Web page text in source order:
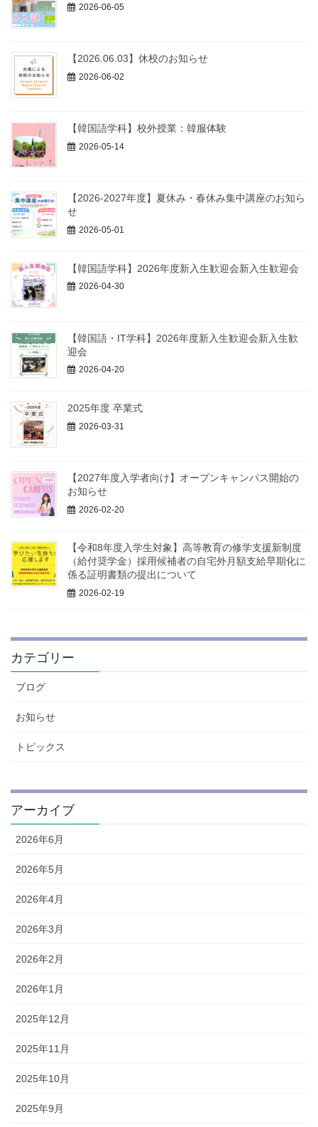
2026-06-05
【2026.06.03】休校のお知らせ
2026-06-02
【韓国語学科】校外授業：韓服体験
2026-05-14
【2026-2027年度】夏休み・春休み集中講座のお知ら
せ
2026-05-01
【韓国語学科】2026年度新入生歓迎会新入生歓迎会
2026-04-30
【韓国語・IT学科】2026年度新入生歓迎会新入生歓
迎会
2026-04-20
2025年度 卒業式
2026-03-31
【2027年度入学者向け】オープンキャンパス開始の
お知らせ
2026-02-20
【令和8年度入学生対象】高等教育の修学支援新制度
（給付奨学金）採用候補者の自宅外月額支給早期化に
係る証明書類の提出について
2026-02-19
カテゴリー
ブログ
お知らせ
トピックス
アーカイブ
2026年6月
2026年5月
2026年4月
2026年3月
2026年2月
2026年1月
2025年12月
2025年11月
2025年10月
2025年9月